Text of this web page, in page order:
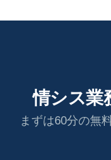
情シス業
まずは60分の無